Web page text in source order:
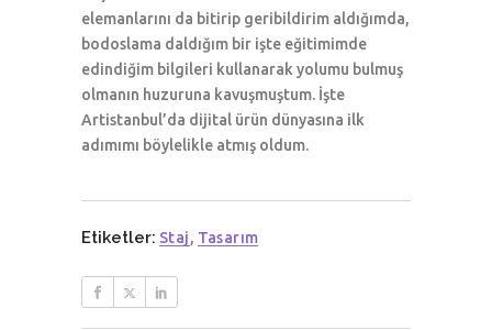
elemanlarını da bitirip geribildirim aldığımda,
bodoslama daldığım bir işte eğitimimde
edindiğim bilgileri kullanarak yolumu bulmuş
olmanın huzuruna kavuşmuştum. İşte
Artistanbul’da dijital ürün dünyasına ilk
adımımı böylelikle atmış oldum.
Etiketler: Staj, Tasarım